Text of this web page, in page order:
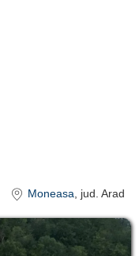
Moneasa, jud. Arad